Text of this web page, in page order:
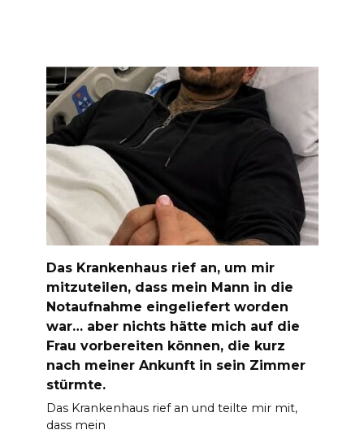
Das Krankenhaus rief an, um mir
mitzuteilen, dass mein Mann in die
Notaufnahme eingeliefert worden
war… aber nichts hätte mich auf die
Frau vorbereiten können, die kurz
nach meiner Ankunft in sein Zimmer
stürmte.
Das Krankenhaus rief an und teilte mir mit,
dass mein